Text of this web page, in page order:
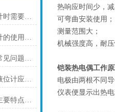
使用上海仪表阻旋料位计时需要注意的一些事项
瞧瞧上海仪表电磁流量计的使用注意事项
仪川仪表涡街流量计的常见问题及解决方法如下
在使用上海仪川超声波液位计应注间的现场条件
上海仪表阻旋料位计的主要特点可归纳如下
热响应时间少，
可弯曲安装使用；
测量范围大；
机械强度高，耐
铠装热电偶工作
电极由两根不同
仪表便显示出热